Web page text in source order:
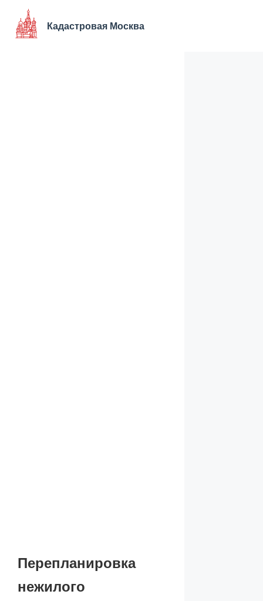
Перейти
содержимому
Кадастровая Москва
Перепланировка
нежилого